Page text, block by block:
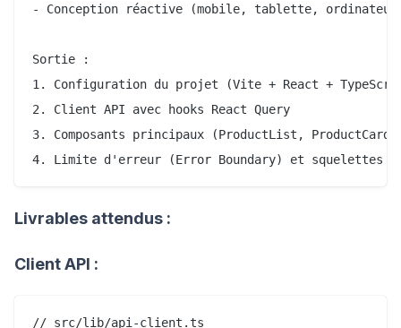
- Conception réactive (mobile, tablette, ordinateur
Sortie :
1. Configuration du projet (Vite + React +
2. Client API avec hooks React Query
3. Composants principaux (ProductList,
Livrables attendus :
Client API :
// src/lib/api-client.ts